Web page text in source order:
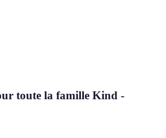
toute la famille Kind -